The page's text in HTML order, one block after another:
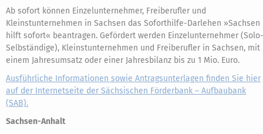
Ab sofort können Einzelunternehmer, Freiberufler und
Kleinstunternehmen in Sachsen das Soforthilfe-Darlehen »Sachsen
hilft sofort« beantragen. Gefördert werden Einzelunternehmer (Solo-
Selbständige), Kleinstunternehmen und Freiberufler in Sachsen, mit
einem Jahresumsatz oder einer Jahresbilanz bis zu 1 Mio. Euro.
Ausführliche Informationen sowie Antragsunterlagen finden Sie hier
auf der Internetseite der Sächsischen Förderbank – Aufbaubank
(SAB).
Sachsen-Anhalt